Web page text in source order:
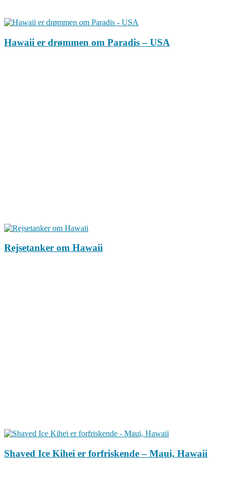
Hawaii er drømmen om Paradis – USA
Rejsetanker om Hawaii
Shaved Ice Kihei er forfriskende – Maui, Hawaii